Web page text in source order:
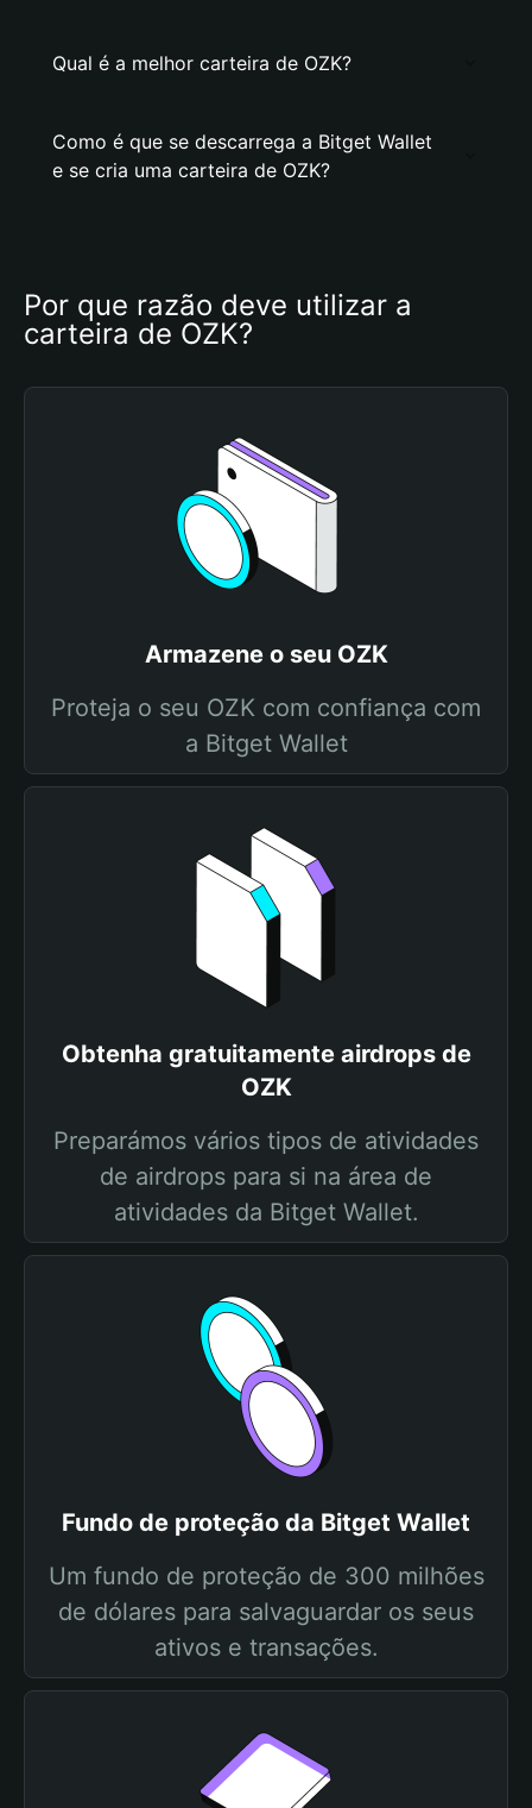
Qual é a melhor carteira de OZK?
Como é que se descarrega a Bitget Wallet
e se cria uma carteira de OZK?
Por que razão deve utilizar a
carteira de OZK?
Armazene o seu OZK
Proteja o seu OZK com confiança com
a Bitget Wallet
Obtenha gratuitamente airdrops de
OZK
Preparámos vários tipos de atividades
de airdrops para si na área de
atividades da Bitget Wallet.
Fundo de proteção da Bitget Wallet
Um fundo de proteção de 300 milhões
de dólares para salvaguardar os seus
ativos e transações.